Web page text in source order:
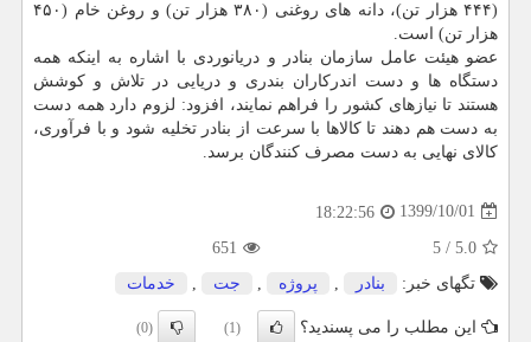
(۴۴۴ هزار تن)، دانه های روغنی (۳۸۰ هزار تن) و روغن خام (۴۵۰
هزار تن) است.
عضو هیئت عامل سازمان بنادر و دریانوردی با اشاره به اینکه همه
دستگاه ها و دست اندرکاران بندری و دریایی در تلاش و کوشش
هستند تا نیازهای کشور را فراهم نمایند، افزود: لزوم دارد همه دست
به دست هم دهند تا کالاها با سرعت از بنادر تخلیه شود و با فرآوری،
کالای نهایی به دست مصرف کنندگان برسد.
1399/10/01
18:22:56
5.0
/
5
651
تگهای خبر:
بنادر پروژه جت خدمات
این مطلب را می پسندید؟ (1)
(0)